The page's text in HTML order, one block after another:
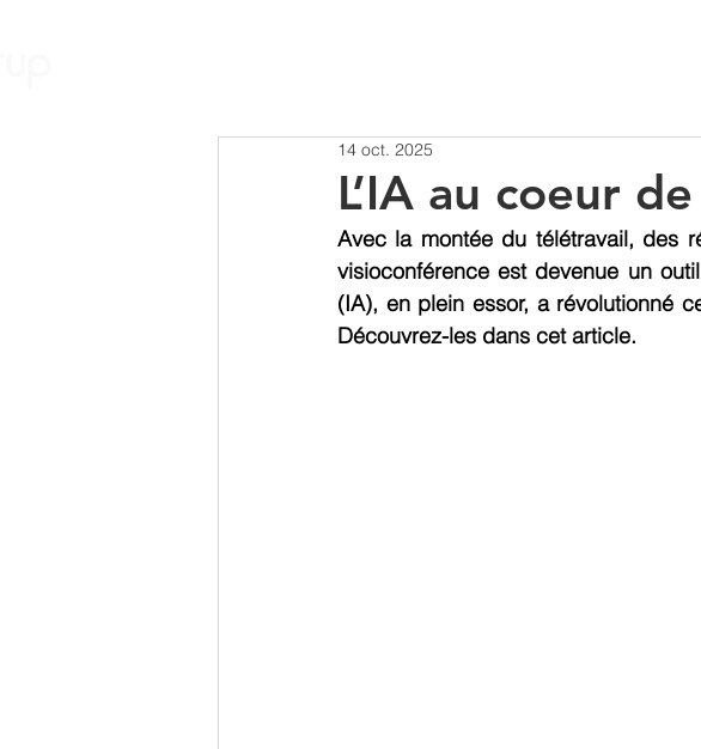
L’IA au coeur
14 oct. 2025
Avec la montée du télétravail, des
visioconférence est devenue un
(IA), en plein essor, a révolutionné
Découvrez-les dans cet article.